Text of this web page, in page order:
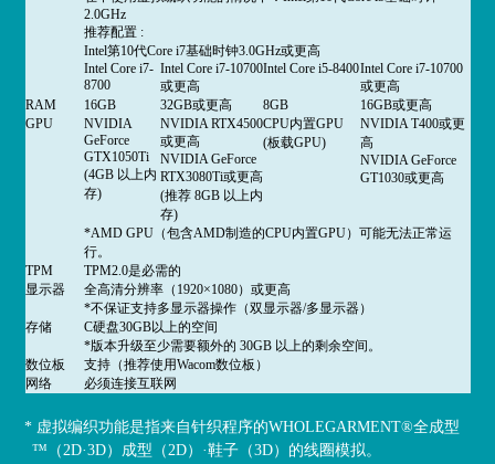
2.0GHz
推荐配置 :
Intel第10代Core i7基础时钟3.0GHz或更高
Intel Core i7-
8700
Intel Core i7-10700
或更高
Intel Core i5-8400Intel Core i7-10700
或更高
RAM
16GB 32GB或更高 8GB
16GB或更高
GPU
NVIDIA
GeForce
GTX1050Ti
(4GB 以上内
存)
NVIDIA RTX4500
或更高
NVIDIA GeForce
RTX3080Ti或更高
(推荐 8GB 以上内
存)
CPU内置GPU
(板载GPU)
NVIDIA T400或更
高
NVIDIA GeForce
GT1030或更高
*AMD GPU（包含AMD制造的CPU内置GPU）可能无法正常运
行。
TPM
TPM2.0是必需的
显示器
全高清分辨率（1920×1080）或更高
*不保证支持多显示器操作（双显示器/多显示器）
存储
C硬盘30GB以上的空间
*版本升级至少需要额外的 30GB 以上的剩余空间。
数位板
支持（推荐使用Wacom数位板）
网络
必须连接互联网
* 虚拟编织功能是指来自针织程序的WHOLEGARMENT®全成型
™（2D·3D）成型（2D）·鞋子（3D）的线圈模拟。